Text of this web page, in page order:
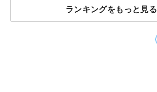
ランキングをもっと見る